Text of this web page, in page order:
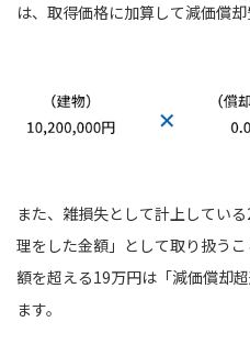
は、取得価格に加算して減価償
また、雑損失として計上してい
理をした金額」として取り扱う
額を超える19万円は「減価償却
ます。